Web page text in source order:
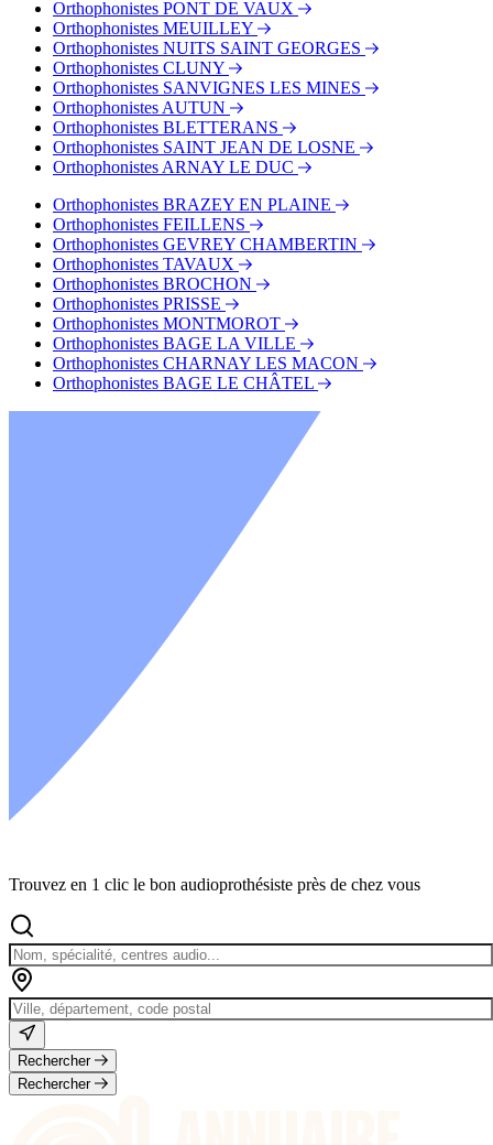
Orthophonistes PONT DE VAUX
Orthophonistes MEUILLEY
Orthophonistes NUITS SAINT GEORGES
Orthophonistes CLUNY
Orthophonistes SANVIGNES LES MINES
Orthophonistes AUTUN
Orthophonistes BLETTERANS
Orthophonistes SAINT JEAN DE LOSNE
Orthophonistes ARNAY LE DUC
Orthophonistes BRAZEY EN PLAINE
Orthophonistes FEILLENS
Orthophonistes GEVREY CHAMBERTIN
Orthophonistes TAVAUX
Orthophonistes BROCHON
Orthophonistes PRISSE
Orthophonistes MONTMOROT
Orthophonistes BAGE LA VILLE
Orthophonistes CHARNAY LES MACON
Orthophonistes BAGE LE CHÂTEL
Trouvez en 1 clic le bon audioprothésiste près de chez vous
Rechercher
Rechercher